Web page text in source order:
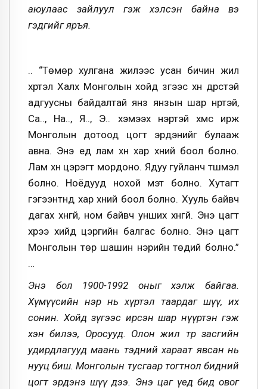
аюулаас зайлуул гэж хэлсэн байна вэ
гэдгийг яръя.
.. “Төмөр хулгана жилээс усан бичин жил
хүртэл Халх Монголын хойд зүгээс хүн дүрстэй
адгуусны байдалтай янз янзын шар нүүртэй,
Са.., На.., Я.., Э.. хэмээх нэртэй хүмүүс ирж
Монголын дотоод цогт эрдэнийг булааж
авна. Энэ үед лам хүн хар хүний боол болно.
Лам хүн цэрэгт мордоно. Ядуу гуйланч түшмэл
болно. Ноёдууд нохой мэт болно. Хутагт
гэгээнтнүүд хар хүний боол болно. Хууль байвч
дагах хүнгүй, ном байвч унших хүнгүй. Энэ цагт
хүрээ хийд цэргийн балгас болно. Энэ цагт
Монголын төр шашин нэрийн төдий болно.”
…
Энэ бол 1900-1992 оныг хэлж байгаа.
Хүмүүсийн нэр нь хүртэл таардаг шүү, их
сонин. Хойд зүгээс ирсэн шар нүүртэн гэж
хэн билээ, Оросууд. Олон жил төр засгийн
удирдлагууд маань тэдний хараат явсан нь
нууц биш. Монголын тусгаар тогтнол бидний
цогт эрдэнэ шүү дээ. Энэ цаг үед бид овог